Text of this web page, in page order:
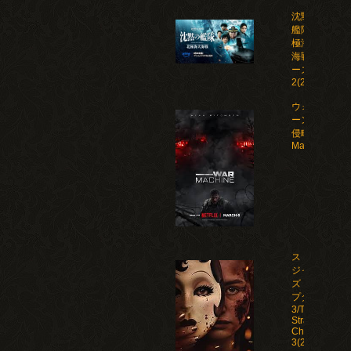
沈黙の
艦隊 北
極海大
海戦 シ
ーズン
2(2026)
ウォー・マシ
ーン: 未知な
侵略者/War
ストレン
ジャー
ズ：チャ
プター
3/The
Strangers:
Chapter
3(2026)